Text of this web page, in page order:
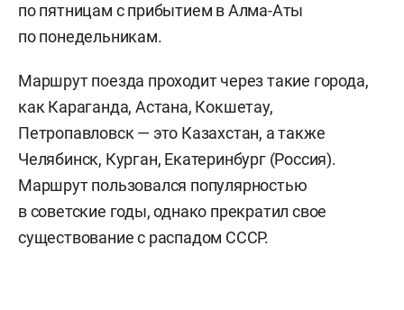
по пятницам с прибытием в Алма-Аты
по понедельникам.
Маршрут поезда проходит через такие города,
как Караганда, Астана, Кокшетау,
Петропавловск — это Казахстан, а также
Челябинск, Курган, Екатеринбург (Россия).
Маршрут пользовался популярностью
в советские годы, однако прекратил свое
существование с распадом СССР.